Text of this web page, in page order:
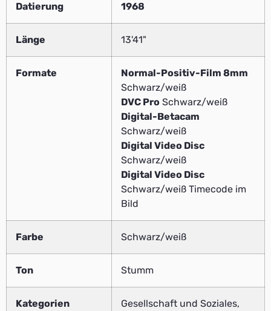
Datierung 1968
Länge 13'41"
Formate
Normal-Positiv-Film 8mm
Schwarz/weiß
DVC Pro Schwarz/weiß
Digital-Betacam
Schwarz/weiß
Digital Video Disc
Schwarz/weiß
Digital Video Disc
Schwarz/weiß Timecode im
Bild
Farbe Schwarz/weiß
Ton Stumm
Kategorien
Gesellschaft und Soziales,